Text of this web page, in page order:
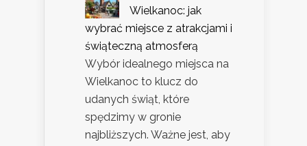
Wielkanoc: jak
wybrać miejsce z atrakcjami i
świąteczną atmosferą
Wybór idealnego miejsca na
Wielkanoc to klucz do
udanych świąt, które
spędzimy w gronie
najbliższych. Ważne jest, aby